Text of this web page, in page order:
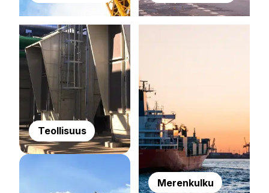
Teollisuus
Merenkulku